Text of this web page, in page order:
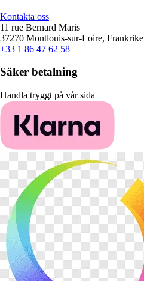
Kontakta oss
11 rue Bernard Maris
37270 Montlouis-sur-Loire, Frankrike
+33 1 86 47 62 58
Säker betalning
Handla tryggt på vår sida